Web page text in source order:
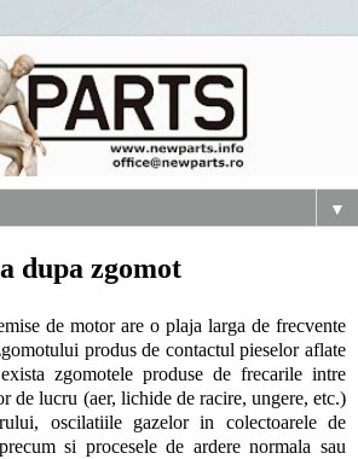
▼
dupa zgomot
de motor are o plaja larga de frecvente
produs de contactul pieselor aflate
zgomotele produse de frecarile intre
de lucru (aer, lichide de racire, ungere, etc.)
oscilatiile gazelor in colectoarele de
si procesele de ardere normala sau